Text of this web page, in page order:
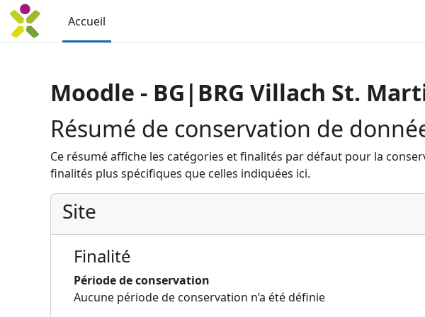
Passer au contenu principal
Accueil
Moodle - BG|BRG Villach St.
Résumé de conservation de
Ce résumé affiche les catégories et finalités par défaut pour la
finalités plus spécifiques que celles indiquées ici.
Site
Finalité
Période de conservation
Aucune période de conservation n’a été définie